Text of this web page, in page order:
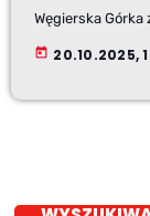
Węgierska
today 20.10.2025,